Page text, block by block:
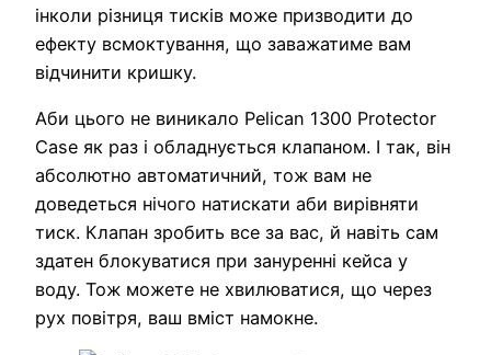
інколи різниця тисків може призводити до
ефекту всмоктування, що заважатиме вам
відчинити кришку.
Аби цього не виникало Pelican 1300 Protector
Case як раз і обладнується клапаном. І так, він
абсолютно автоматичний, тож вам не
доведеться нічого натискати аби вирівняти
тиск. Клапан зробить все за вас, й навіть сам
здатен блокуватися при зануренні кейса у
воду. Тож можете не хвилюватися, що через
рух повітря, ваш вміст намокне.